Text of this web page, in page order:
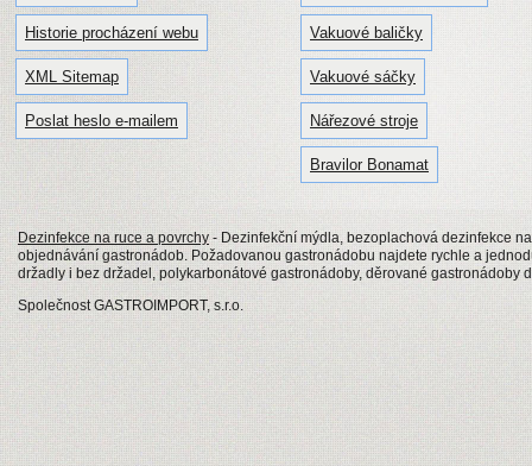
Historie procházení webu
XML Sitemap
Poslat heslo e-mailem
Vakuové baličky
Vakuové sáčky
Nářezové stroje
Bravilor Bonamat
Dezinfekce na ruce a povrchy - Dezinfekční mýdla, bezoplachová dezinfekce
objednávání gastronádob. Požadovanou gastronádobu najdete rychle a
držadly i bez držadel, polykarbonátové gastronádoby, děrované gastronádoby
Společnost GASTROIMPORT, s.r.o.